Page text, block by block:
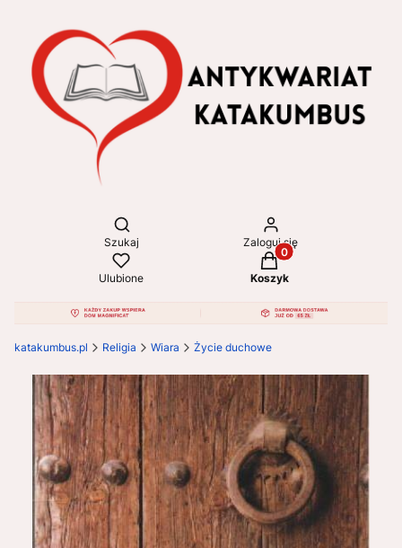
Otwórz wyszukiwarkę
Szukaj Zaloguj się
Ulubione
Produkty w koszyku:
Koszyk
katakumbus.pl Religia Wiara Życie duchowe